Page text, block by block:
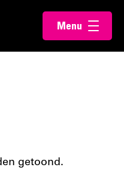
Menu
openen
getoond.